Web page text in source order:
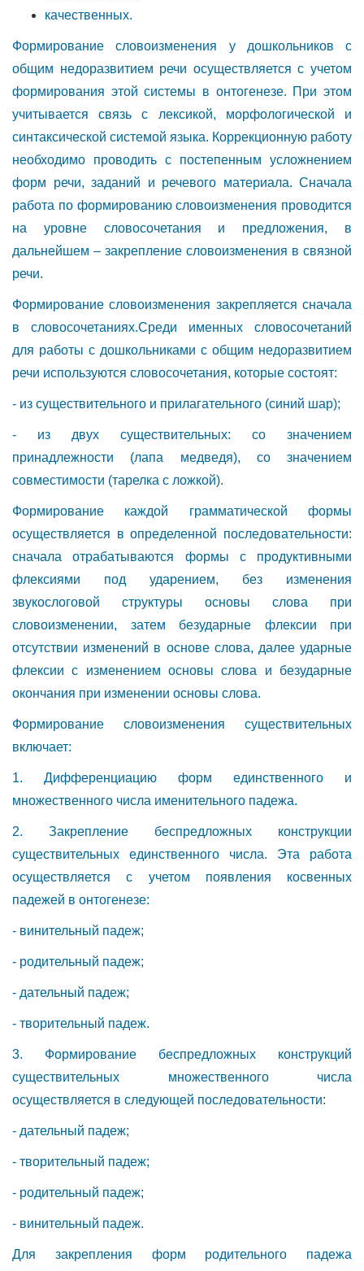
качественных.
Формирование словоизменения у дошкольников с
общим недоразвитием речи осуществляется с учетом
формирования этой системы в онтогенезе. При этом
учитывается связь с лексикой, морфологической и
синтаксической системой языка. Коррекционную работу
необходимо проводить с постепенным усложнением
форм речи, заданий и речевого материала. Сначала
работа по формированию словоизменения проводится
на уровне словосочетания и предложения, в
дальнейшем – закрепление словоизменения в связной
речи.
Формирование словоизменения закрепляется сначала
в словосочетаниях.Среди именных словосочетаний
для работы с дошкольниками с общим недоразвитием
речи используются словосочетания, которые состоят:
- из существительного и прилагательного (синий шар);
- из двух существительных: со значением
принадлежности (лапа медведя), со значением
совместимости (тарелка с ложкой).
Формирование каждой грамматической формы
осуществляется в определенной последовательности:
сначала отрабатываются формы с продуктивными
флексиями под ударением, без изменения
звукослоговой структуры основы слова при
словоизменении, затем безударные флексии при
отсутствии изменений в основе слова, далее ударные
флексии с изменением основы слова и безударные
окончания при изменении основы слова.
Формирование словоизменения существительных
включает:
1. Дифференциацию форм единственного и
множественного числа именительного падежа.
2. Закрепление беспредложных конструкции
существительных единственного числа. Эта работа
осуществляется с учетом появления косвенных
падежей в онтогенезе:
- винительный падеж;
- родительный падеж;
- дательный падеж;
- творительный падеж.
3. Формирование беспредложных конструкций
существительных множественного числа
осуществляется в следующей последовательности:
- дательный падеж;
- творительный падеж;
- родительный падеж;
- винительный падеж.
Для закрепления форм родительного падежа